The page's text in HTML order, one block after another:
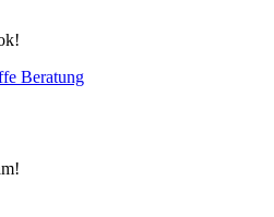
Beratung